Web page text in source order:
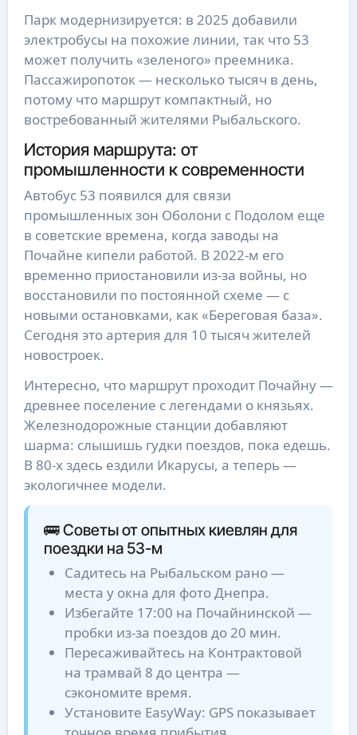
Парк модернизируется: в 2025 добавили
электробусы на похожие линии, так что 53
может получить «зеленого» преемника.
Пассажиропоток — несколько тысяч в день,
потому что маршрут компактный, но
востребованный жителями Рыбальского.
История маршрута: от
промышленности к современности
Автобус 53 появился для связи
промышленных зон Оболони с Подолом еще
в советские времена, когда заводы на
Почайне кипели работой. В 2022-м его
временно приостановили из-за войны, но
восстановили по постоянной схеме — с
новыми остановками, как «Береговая база».
Сегодня это артерия для 10 тысяч жителей
новостроек.
Интересно, что маршрут проходит Почайну —
древнее поселение с легендами о князьях.
Железнодорожные станции добавляют
шарма: слышишь гудки поездов, пока едешь.
В 80-х здесь ездили Икарусы, а теперь —
экологичнее модели.
🚌 Советы от опытных киевлян для
поездки на 53-м
Садитесь на Рыбальском рано —
места у окна для фото Днепра.
Избегайте 17:00 на Почайнинской —
пробки из-за поездов до 20 мин.
Пересаживайтесь на Контрактовой
на трамвай 8 до центра —
сэкономите время.
Установите EasyWay: GPS показывает